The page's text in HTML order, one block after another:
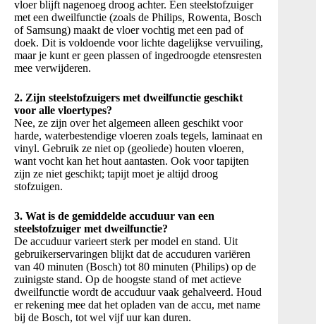
vloer blijft nagenoeg droog achter. Een steelstofzuiger
met een dweilfunctie (zoals de Philips, Rowenta, Bosch
of Samsung) maakt de vloer vochtig met een pad of
doek. Dit is voldoende voor lichte dagelijkse vervuiling,
maar je kunt er geen plassen of ingedroogde etensresten
mee verwijderen.
2. Zijn steelstofzuigers met dweilfunctie geschikt
voor alle vloertypes?
Nee, ze zijn over het algemeen alleen geschikt voor
harde, waterbestendige vloeren zoals tegels, laminaat en
vinyl. Gebruik ze niet op (geoliede) houten vloeren,
want vocht kan het hout aantasten. Ook voor tapijten
zijn ze niet geschikt; tapijt moet je altijd droog
stofzuigen.
3. Wat is de gemiddelde accuduur van een
steelstofzuiger met dweilfunctie?
De accuduur varieert sterk per model en stand. Uit
gebruikerservaringen blijkt dat de accuduren variëren
van 40 minuten (Bosch) tot 80 minuten (Philips) op de
zuinigste stand. Op de hoogste stand of met actieve
dweilfunctie wordt de accuduur vaak gehalveerd. Houd
er rekening mee dat het opladen van de accu, met name
bij de Bosch, tot wel vijf uur kan duren.